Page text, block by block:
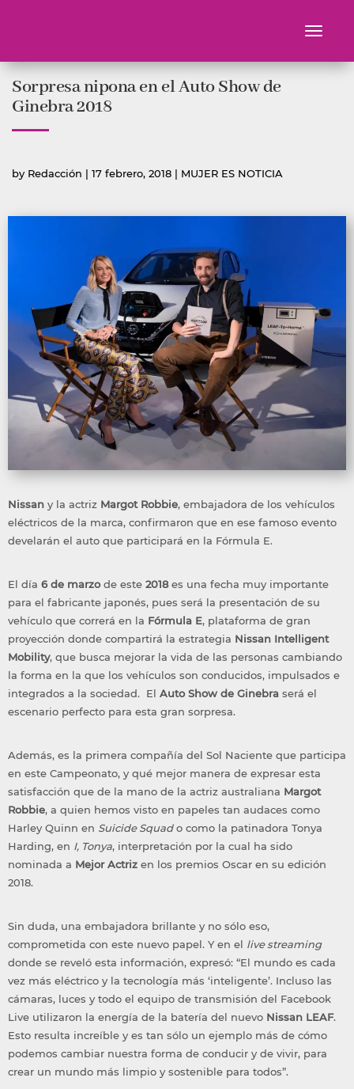
contenido
Toggle
Sorpresa nipona en el Auto Show de
Ginebra 2018
by Publicado
Redacción | 17 febrero, 2018 | Publicada
MUJER ES NOTICIA
Nissan y la actriz Margot Robbie, embajadora de los vehículos
eléctricos de la marca, confirmaron que en ese famoso evento
develarán el auto que participará en la Fórmula E.
El día 6 de marzode este 2018es una fecha muy importante
para el fabricante japonés, pues será la presentación de su
vehículo que correrá en la Fórmula E, plataforma de gran
proyección donde compartirá la estrategia Nissan Intelligent
Mobility, que busca mejorar la vida de las personas cambiando
la forma en la que los vehículos son conducidos, impulsados e
integrados a la sociedad. El Auto Show de Ginebra será el
escenario perfecto para esta gran sorpresa.
Además, es la primera compañía del Sol Naciente que participa
en este Campeonato, y qué mejor manera de expresar esta
satisfacción que de la mano de la actriz australiana Margot
Robbie, a quien hemos visto en papeles tan audaces como
Harley Quinn en Suicide Squado como la patinadora Tonya
Harding, en I, Tonya, interpretación por la cual ha sido
nominada a Mejor Actriz en los premios Oscar en su edición
2018.
Sin duda, una embajadora brillante y no sólo eso,
comprometida con este nuevo papel. Y en el live streaming
donde se reveló esta información, expresó: “El mundo es cada
vez más eléctrico y la tecnología más ‘inteligente’. Incluso las
cámaras, luces y todo el equipo de transmisión del Facebook
Live utilizaron la energía de la batería del nuevo Nissan LEAF.
Esto resulta increíble y es tan sólo un ejemplo más de cómo
podemos cambiar nuestra forma de conducir y de vivir, para
crear un mundo más limpio y sostenible para todos”.